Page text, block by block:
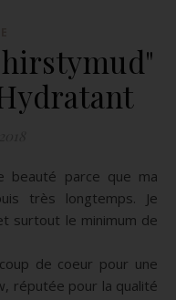
très longtemps. Je
surtout le minimum de
de coeur pour une
réputée pour la qualité